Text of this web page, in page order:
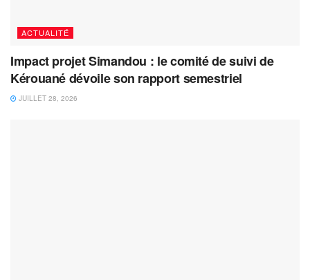
ACTUALITÉ
Impact projet Simandou : le comité de suivi de
Kérouané dévoile son rapport semestriel
JUILLET 28, 2026